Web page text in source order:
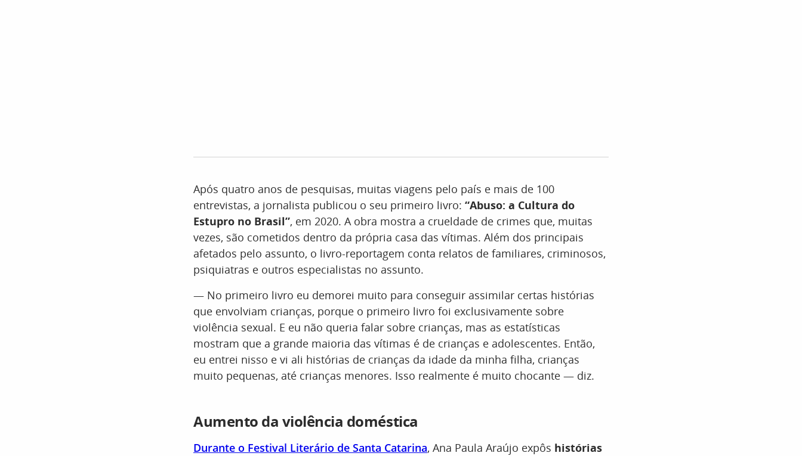
Após quatro anos de pesquisas, muitas viagens pelo país e mais de 100
entrevistas, a jornalista publicou o seu primeiro livro: “Abuso: a Cultura do
Estupro no Brasil”, em 2020. A obra mostra a crueldade de crimes que, muitas
vezes, são cometidos dentro da própria casa das vítimas. Além dos principais
afetados pelo assunto, o livro-reportagem conta relatos de familiares, criminosos,
psiquiatras e outros especialistas no assunto.
— No primeiro livro eu demorei muito para conseguir assimilar certas histórias
que envolviam crianças, porque o primeiro livro foi exclusivamente sobre
violência sexual. E eu não queria falar sobre crianças, mas as estatísticas
mostram que a grande maioria das vítimas é de crianças e adolescentes. Então,
eu entrei nisso e vi ali histórias de crianças da idade da minha filha, crianças
muito pequenas, até crianças menores. Isso realmente é muito chocante — diz.
Aumento da violência doméstica
Durante o Festival Literário de Santa Catarina, Ana Paula Araújo expôs histórias